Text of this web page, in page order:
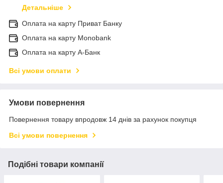
Детальніше
Оплата на карту Приват Банку
Оплата на карту Monobank
Оплата на карту А-Банк
Всі умови оплати
Умови повернення
Повернення товару впродовж 14 днів за рахунок покупця
Всі умови повернення
Подібні товари компанії